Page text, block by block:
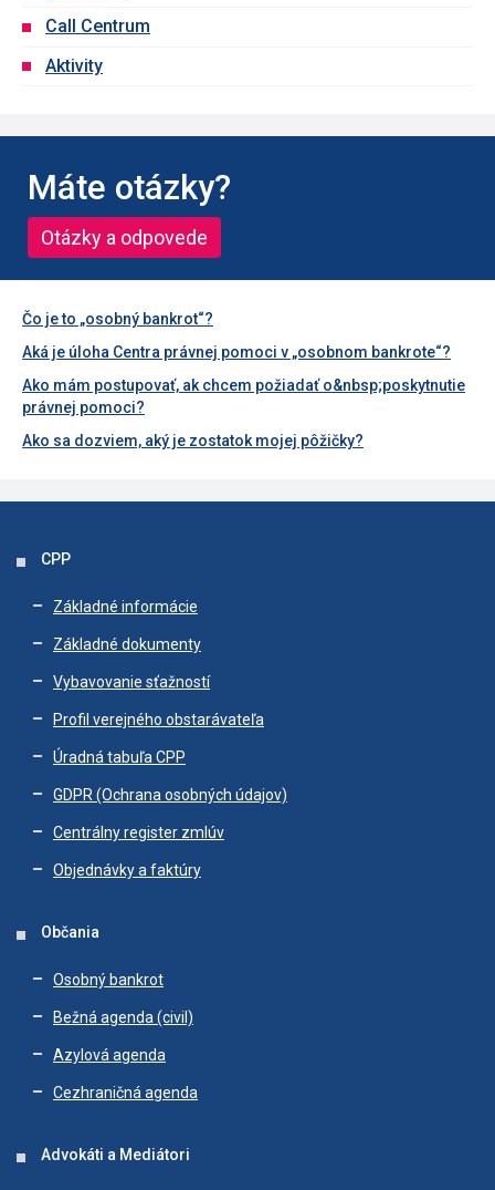
Call Centrum
Aktivity
Máte otázky?
Otázky a odpovede
Čo je to „osobný bankrot“?
Aká je úloha Centra právnej pomoci v „osobnom bankrote“?
Ako mám postupovať, ak chcem požiadať o&nbsp;poskytnutie
právnej pomoci?
Ako sa dozviem, aký je zostatok mojej pôžičky?
CPP
Základné informácie
Základné dokumenty
Vybavovanie sťažností
Profil verejného obstarávateľa
Úradná tabuľa CPP
GDPR (Ochrana osobných údajov)
Centrálny register zmlúv
Objednávky a faktúry
Občania
Osobný bankrot
Bežná agenda (civil)
Azylová agenda
Cezhraničná agenda
Advokáti a Mediátori